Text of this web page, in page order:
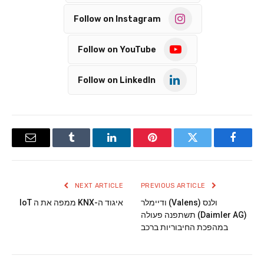
Follow on Instagram
Follow on YouTube
Follow on LinkedIn
Facebook
Twitter
Pinterest
LinkedIn
Tumblr
Email
ולנס (Valens) ודיימלר
(Daimler AG) תשתפנה פעולה
במהפכת החיבוריות ברכב
NEXT ARTICLE
איגוד ה-KNX ממפה את ה IoT